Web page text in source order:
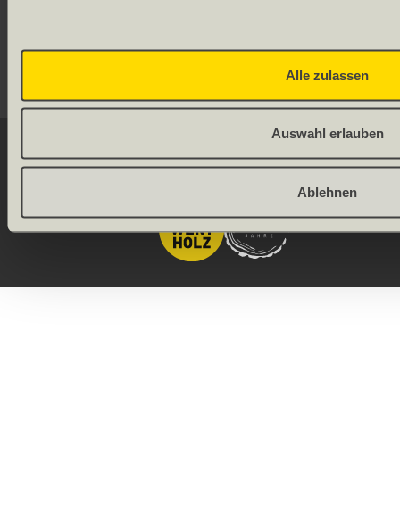
Alle zulassen
Auswahl erlauben
Ablehnen
Onlineshop by
(Schweiz) AG
DE FR